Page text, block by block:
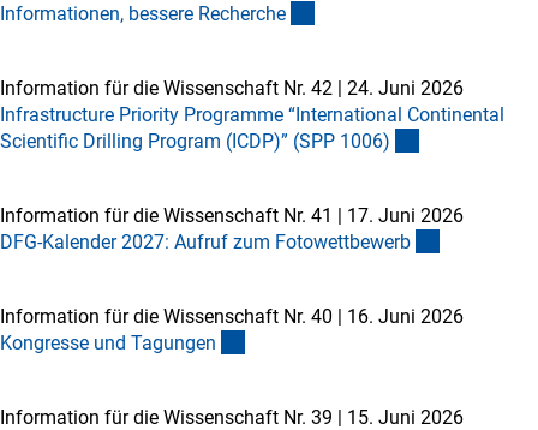
Informationen, bessere Recherche
Information für die Wissenschaft Nr. 42 | 24. Juni 2026
Infrastructure Priority Programme “International Continental
Scientific Drilling Program (ICDP)” (SPP 1006)
Information für die Wissenschaft Nr. 41 | 17. Juni 2026
DFG-Kalender 2027: Aufruf zum Fotowettbewerb
Information für die Wissenschaft Nr. 40 | 16. Juni 2026
Kongresse und Tagungen
Information für die Wissenschaft Nr. 39 | 15. Juni 2026